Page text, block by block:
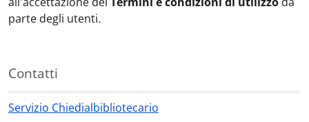
parte degli utenti.
Contatti
Contatti
Servizio Chiedialbibliotecario